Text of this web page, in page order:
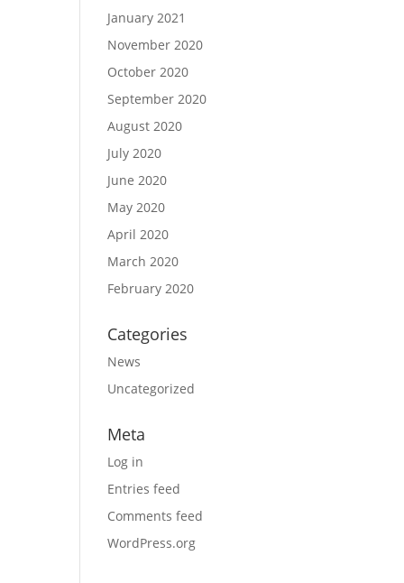
January 2021
November 2020
October 2020
September 2020
August 2020
July 2020
June 2020
May 2020
April 2020
March 2020
February 2020
Categories
News
Uncategorized
Meta
Log in
Entries feed
Comments feed
WordPress.org